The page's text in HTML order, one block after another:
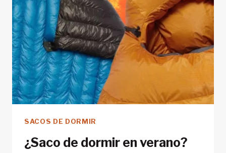
UBICACIÓN
EN
INTERNET
SACOS DE DORMIR
¿Saco de dormir en verano?